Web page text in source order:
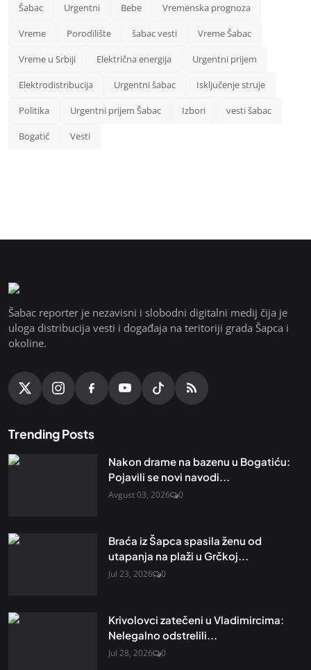
Šabac Urgentni Bebe Vremenska prognoza
Vreme Porodilište šabac vesti Vreme Šabac
Vreme u Srbiji Električna energija Urgentni prijem
Elektrodistribucija Urgentni šabac Isključenje struje
Politika Urgentni prijem Šabac Izbori vesti šabac
Bogatić Vesti
Šabac reporter je nezavisni i slobodni digitalni medij čija je
uloga distribucija vesti i događaja na teritoriji grada Šapca i
okoline.
Trending Posts
Nakon drame na bazenu u Bogatiću:
Pojavili se novi navodi...
Avgust 03, 2026 0
Braća iz Šapca spasila ženu od
utapanja na plaži u Grčkoj...
Jul 23, 2026 0
Krivolovci zatečeni u Vladimircima:
Nelegalno odstrelili...
Jul 28, 2026 0